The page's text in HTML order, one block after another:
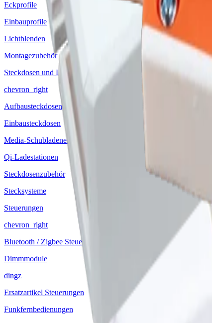
Eckprofile
Einbauprofile
Lichtblenden
Montagezubehör
Steckdosen und Ladestationen
chevron_right
Aufbausteckdosen
Einbausteckdosen
Media-Schubladeneinsätze
Qi-Ladestationen
Steckdosenzubehör
Stecksysteme
Steuerungen
chevron_right
Bluetooth / Zigbee Steuerungen
Dimmmodule
dingz
Ersatzartikel Steuerungen
Funkfernbedienungen